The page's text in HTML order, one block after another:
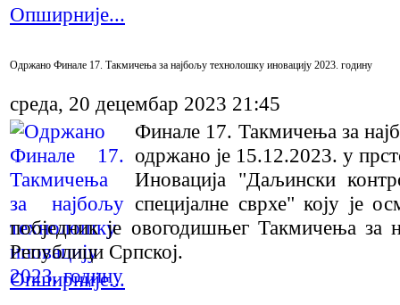
Опширније...
Oдржано Финале 17. Такмичења за најбољу технолошку иновацију 2023. годину
среда, 20 децембар 2023 21:45
Финале 17. Такмичења за
одржано је 15.12.2023. у
Иновација "Даљински
специјалне сврхе" коју је
побједник је овогодишњег Такмичења за
Републици Српској.
Опширније...